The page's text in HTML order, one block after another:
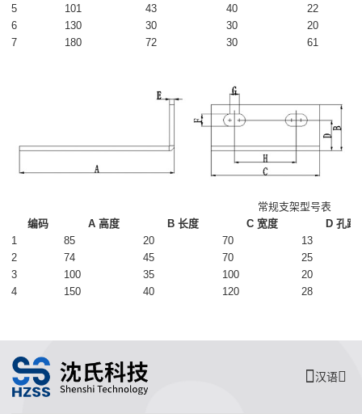
5
101 43 40
22
6
130 30 30
20
7
180 72 30 61
常规支架型号表
编码
A 高度 B 长度 C 宽度
D 孔距
1
85 20 70
13
2
74 45 70
25
3
100 35 100
20
4
150 40 120 28
汉语